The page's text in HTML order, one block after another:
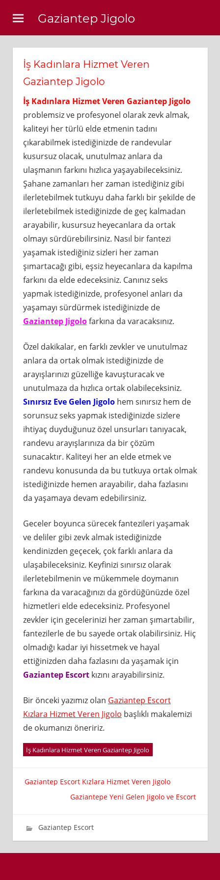
content
Gaziantep Jigolo
İş Kadınlara Hizmet Veren
Gaziantep Jigolo
İş Kadınlara Hizmet Veren Gaziantep Jigolo
problemsiz ve profesyonel olarak zevk almak,
kaliteyi her türlü elde etmenin tadını
çıkarabilmek istediğinizde de randevular
kusursuz olacak, unutulmaz anlara da
ulaşmanın farkını hızlıca yaşayabileceksiniz.
Şahane zamanları her zaman istediğiniz gibi
ilerletebilmek tutkuyu daha farklı bir şekilde de
ilerletebilmek istediğinizde de geç kalmadan
arayabilir, kusursuz heyecanlara da ortak
olmayı sürdürebilirsiniz. Nasıl bir fantezi
yaşamak istediğiniz sizleri her zaman
şımartacağı gibi, eşsiz heyecanlara da kapılma
farkını da elde edeceksiniz. Canınız seks
yapmak istediğinizde, profesyonel anları da
yaşamayı sürdürmek istediğinizde de
Gaziantep Jigolofarkına da varacaksınız.
Özel dakikalar, en farklı zevkler ve unutulmaz
anlara da ortak olmak istediğinizde de
arayışlarınızı güzelliğe kavuşturacak ve
unutulmaza da hızlıca ortak olabileceksiniz.
Sınırsız Eve Gelen Jigolohem sınırsız hem de
sorunsuz seks yapmak istediğinizde sizlere
ihtiyaç duyduğunuz özel unsurları tanıyacak,
randevu arayışlarınıza da bir çözüm
sunacaktır. Kaliteyi her an elde etmek ve
randevu konusunda da bu tutkuya ortak olmak
istediğinizde hemen arayabilir, daha fazlasını
da yaşamaya devam edebilirsiniz.
Geceler boyunca sürecek fantezileri yaşamak
ve deliler gibi zevk almak istediğinizde
kendinizden geçecek, çok farklı anlara da
ulaşabileceksiniz. Keyfinizi sınırsız olarak
ilerletebilmenin ve mükemmele doymanın
farkına da varacağınızı da gördüğünüzde özel
hizmetleri elde edeceksiniz. Profesyonel
zevkler için gecelerinizi her zaman şımartabilir,
fantezilerle de bu sayede ortak olabilirsiniz. Hiç
olmadığı kadar iyi hissetmek ve hayal
ettiğinizden daha fazlasını da yaşamak için
Gaziantep Escortkızını arayabilirsiniz.
Bir önceki yazımız olan Gaziantep Escort
Kızlara Hizmet Veren Jigolo başlıklı makalemizi
de okumanızı öneririz.
İş Kadınlara Hizmet Veren Gaziantep Jigolo
Yazı
gezinmesi
Gaziantep Escort Kızlara Hizmet Veren Jigolo
Gaziantepe Yeni Gelen Jigolo ve Escort
27 Mayıs 2024
wpadmin_98ff21
Gaziantep Escort